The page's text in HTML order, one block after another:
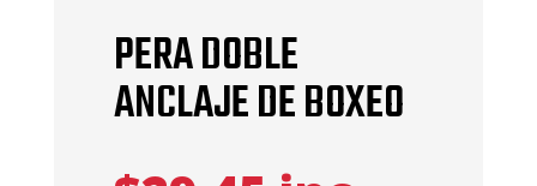
PERA DOBLE
ANCLAJE DE BOXEO